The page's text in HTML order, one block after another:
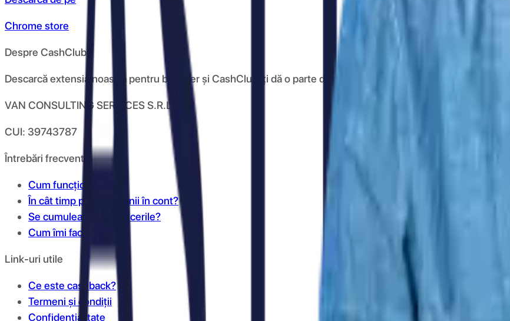
Chrome store
Despre CashClub
Descarcă extensia noastră pentru browser și CashClub îți dă o parte din banii pe care îi cheltuiești online înapoi.
VAN CONSULTING SERVICES S.R.L.
CUI: 39743787
Întrebări frecvente
Cum funcționează?
În cât timp primesc banii în cont?
Se cumulează cu reducerile?
Cum îmi fac cont?
Link-uri utile
Ce este cashback?
Termeni și condiții
Confidențialitate